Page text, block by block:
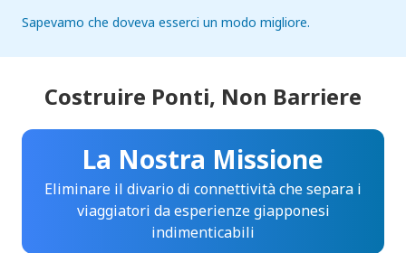
Sapevamo che doveva esserci un modo migliore.
Costruire Ponti, Non Barriere
La Nostra Missione
Eliminare il divario di connettività che separa i
viaggiatori da esperienze giapponesi
indimenticabili